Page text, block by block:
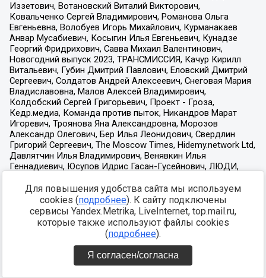
Для повышения удобства сайта мы используем
cookies (подробнее). К сайту подключены
сервисы Yandex.Metrika, LiveInternet, top.mail.ru,
которые также используют файлы cookies
(подробнее).
Я согласен/согласна